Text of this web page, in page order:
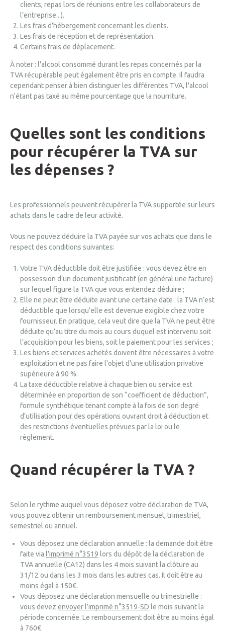
clients, repas lors de réunions entre les collaborateurs de
l’entreprise...).
Les frais d’hébergement concernant les clients.
Les frais de réception et de représentation.
Certains frais de déplacement.
À noter : l'alcool consommé durant les repas concernés par la
TVA récupérable peut également être pris en compte. Il faudra
cependant penser à bien distinguer les différentes TVA, l'alcool
n'étant pas taxé au même pourcentage que la nourriture.
Quelles sont les conditions
pour récupérer la TVA sur
les dépenses ?
Les professionnels peuvent récupérer la TVA supportée sur leurs
achats dans le cadre de leur activité.
Vous ne pouvez déduire la TVA payée sur vos achats que dans le
respect des conditions suivantes:
Votre TVA déductible doit être justifiée : vous devez être en
possession d’un document justificatif (en général une facture)
sur lequel figure la TVA que vous entendez déduire ;
Elle ne peut être déduite avant une certaine date : la TVA n’est
déductible que lorsqu’elle est devenue exigible chez votre
fournisseur. En pratique, cela veut dire que la TVA ne peut être
déduite qu’au titre du mois au cours duquel est intervenu soit
l’acquisition pour les biens, soit le paiement pour les services ;
Les biens et services achetés doivent être nécessaires à votre
exploitation et ne pas faire l'objet d'une utilisation privative
supérieure à 90 %.
La taxe déductible relative à chaque bien ou service est
déterminée en proportion de son “coefficient de déduction”,
formule synthétique tenant compte à la fois de son degré
d'utilisation pour des opérations ouvrant droit à déduction et
des restrictions éventuelles prévues par la loi ou le
règlement.
Quand récupérer la TVA ?
Selon le rythme auquel vous déposez votre déclaration de TVA,
vous pouvez obtenir un remboursement mensuel, trimestriel,
semestriel ou annuel.
Vous déposez une déclaration annuelle : la demande doit être
faite via l’imprimé n°3519 lors du dépôt de la déclaration de
TVA annuelle (CA12) dans les 4 mois suivant la clôture au
31/12 ou dans les 3 mois dans les autres cas. Il doit être au
moins égal à 150€.
Vous déposez une déclaration mensuelle ou trimestrielle :
vous devez envoyer l’imprimé n°3519-SD le mois suivant la
période concernée. Le remboursement doit être au moins égal
à 760€.